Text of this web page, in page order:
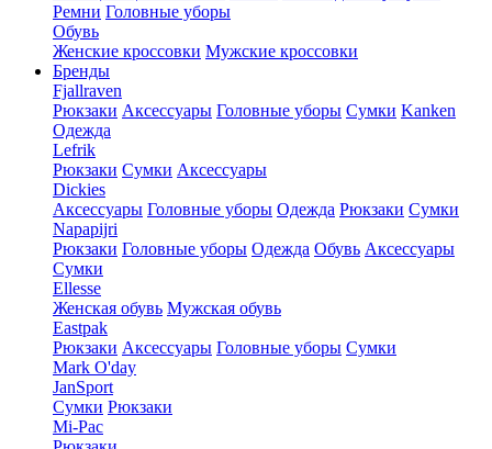
Ремни Головные уборы
Обувь
Женские кроссовки Мужские кроссовки
Бренды
Fjallraven
Рюкзаки Аксессуары Головные уборы Сумки Kanken
Одежда
Lefrik
Рюкзаки Сумки Аксессуары
Dickies
Аксессуары Головные уборы Одежда Рюкзаки Сумки
Napapijri
Рюкзаки Головные уборы Одежда Обувь Аксессуары
Сумки
Ellesse
Женская обувь Мужская обувь
Eastpak
Рюкзаки Аксессуары Головные уборы Сумки
Mark O'day
JanSport
Сумки Рюкзаки
Mi-Pac